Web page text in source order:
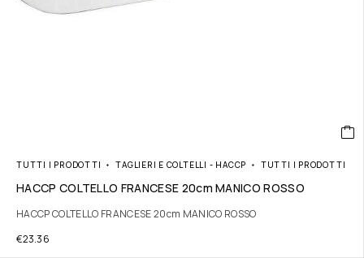
TUTTI I PRODOTTI TAGLIERI E COLTELLI - HACCP TUTTI I PRODOTTI
HACCP COLTELLO FRANCESE 20cm MANICO ROSSO
HACCP COLTELLO FRANCESE 20cm MANICO ROSSO
€23.36